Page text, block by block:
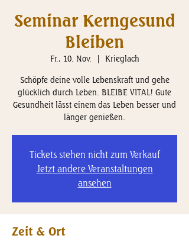
Seminar Kerngesund
Bleiben
Fr., 10. Nov.
  |
Krieglach
Schöpfe deine volle Lebenskraft und gehe
glücklich durch Leben. BLEIBE VITAL! Gute
Gesundheit lässt einem das Leben besser und
länger genießen.
Tickets stehen nicht zum Verkauf
Jetzt andere Veranstaltungen
ansehen
Zeit & Ort